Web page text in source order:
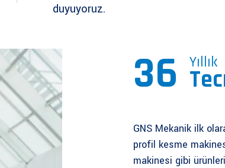
duyuyoruz.
36 Yıllık
GNS Mekanik ilk
profil kesme
makinesi gibi